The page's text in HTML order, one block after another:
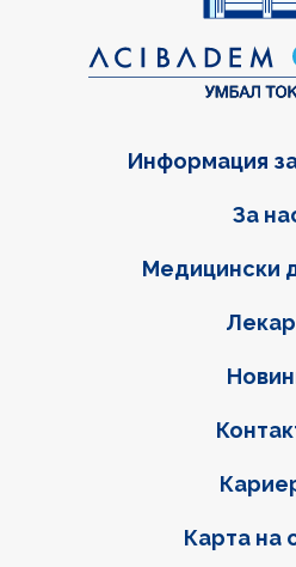
Фуутер навигация
За
Медицински
Карта на
Информация